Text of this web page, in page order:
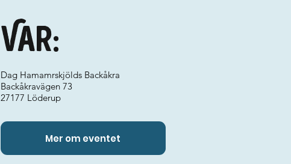
Var:
Dag Hamamrskjölds Backåkra
Backåkravägen 73
27177 Löderup
Mer om eventet